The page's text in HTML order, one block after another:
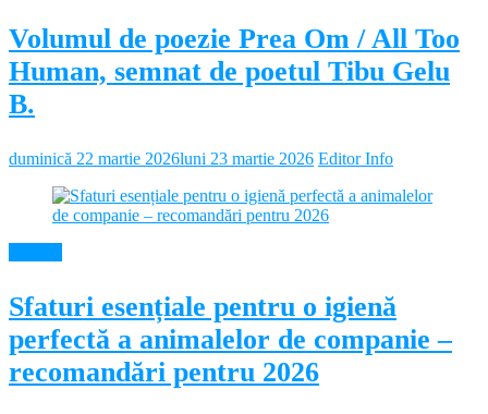
Volumul de poezie Prea Om / All Too
Human, semnat de poetul Tibu Gelu
B.
duminică 22 martie 2026luni 23 martie 2026 Editor Info
Sfaturi esențiale pentru o igienă
perfectă a animalelor de companie –
recomandări pentru 2026